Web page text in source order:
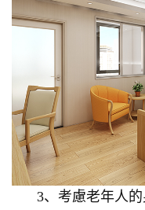
3、考慮老年人的